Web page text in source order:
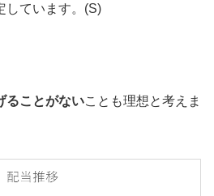
しています。(S)
ることがないことも理想と考えま